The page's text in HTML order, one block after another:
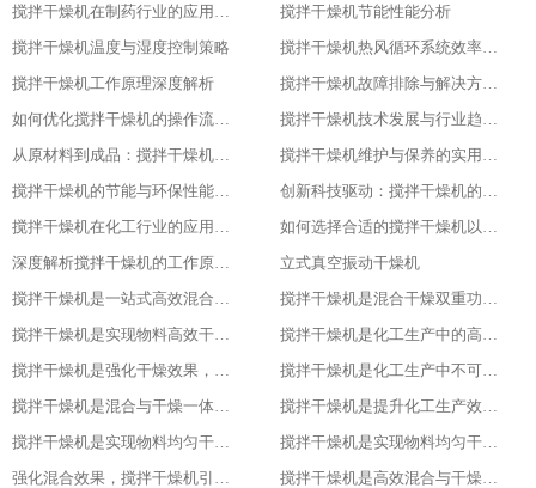
搅拌干燥机在制药行业的应用与优化
搅拌干燥机节能性能分析
搅拌干燥机温度与湿度控制策略
搅拌干燥机热风循环系统效率研究
搅拌干燥机工作原理深度解析
搅拌干燥机故障排除与解决方案大全
如何优化搅拌干燥机的操作流程以提升产品质量
搅拌干燥机技术发展与行业趋势分析
从原材料到成品：搅拌干燥机在食品行业的全流程应用
搅拌干燥机维护与保养的实用指南
搅拌干燥机的节能与环保性能探究
创新科技驱动：搅拌干燥机的智能化升级
搅拌干燥机在化工行业的应用实例
如何选择合适的搅拌干燥机以提高生产效率
深度解析搅拌干燥机的工作原理与应用
立式真空振动干燥机
搅拌干燥机是一站式高效混合与干燥解决方案
搅拌干燥机是混合干燥双重功效，化工生产新助力，提升产品质量
搅拌干燥机是实现物料高效干燥的创新之选，提升产品质量
搅拌干燥机是化工生产中的高效混合与干燥专家，提升产品质量
搅拌干燥机是强化干燥效果，提升产品质量的关键
搅拌干燥机是化工生产中不可或缺的高效工具
搅拌干燥机是混合与干燥一体化的创新解决方案
搅拌干燥机是提升化工生产效率的得力助手
搅拌干燥机是实现物料均匀干燥的专业设备
搅拌干燥机是实现物料均匀干燥的专业设备
强化混合效果，搅拌干燥机引领化工新潮流
搅拌干燥机是高效混合与干燥新标杆